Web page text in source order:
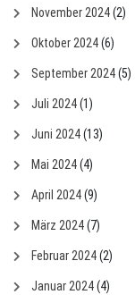
November 2024(2)
Oktober 2024(6)
September 2024(5)
Juli 2024(1)
Juni 2024(13)
Mai 2024(4)
April 2024(9)
März 2024(7)
Februar 2024(2)
Januar 2024(4)